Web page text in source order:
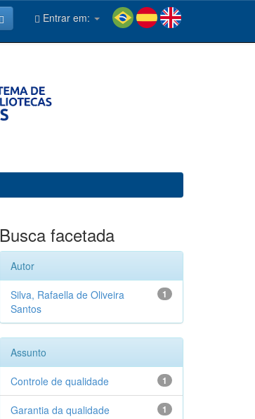
Entrar em:
Busca facetada
Autor
1
Silva, Rafaella de Oliveira
Santos
Assunto
1
Controle de qualidade
1
Garantia da qualidade